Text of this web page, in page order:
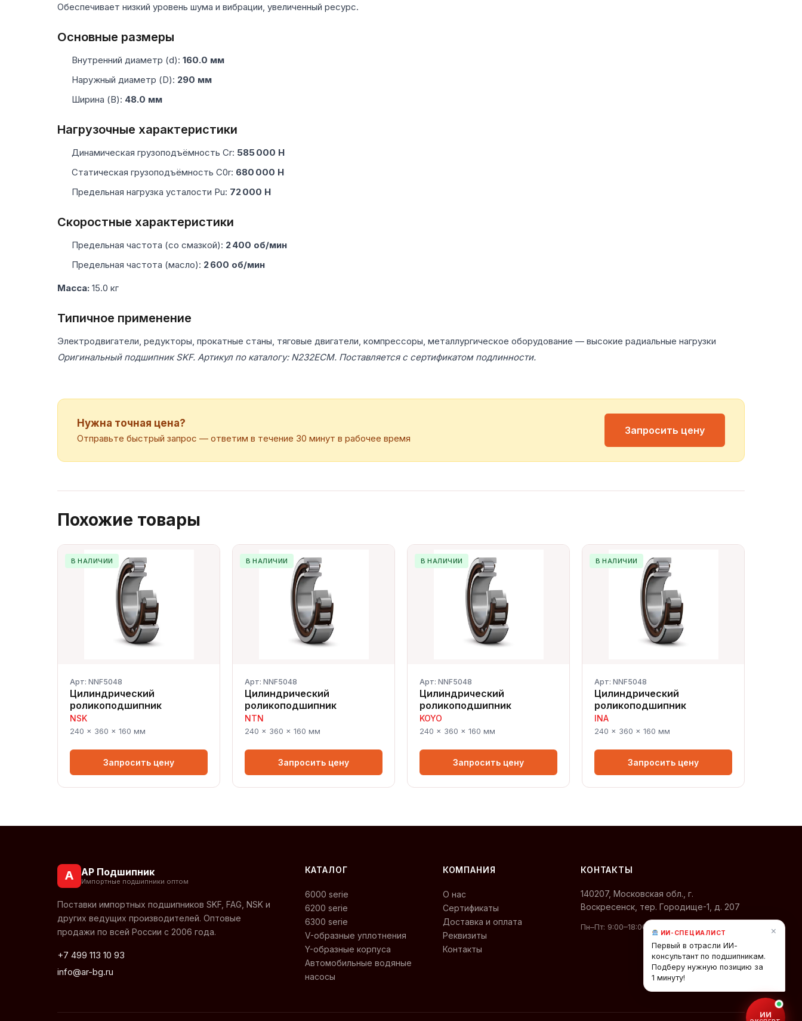
Обеспечивает низкий уровень шума и вибрации, увеличенный ресурс.
Основные размеры
Внутренний диаметр (d): 160.0 мм
Наружный диаметр (D): 290 мм
Ширина (B): 48.0 мм
Нагрузочные характеристики
Динамическая грузоподъёмность Cr: 585 000 Н
Статическая грузоподъёмность C0r: 680 000 Н
Предельная нагрузка усталости Pu: 72 000 Н
Скоростные характеристики
Предельная частота (со смазкой): 2 400 об/мин
Предельная частота (масло): 2 600 об/мин
Масса: 15.0 кг
Типичное применение
Электродвигатели, редукторы, прокатные станы, тяговые двигатели, компрессоры, металлургическое оборудование — высокие радиальные нагрузки
Оригинальный подшипник SKF. Артикул по каталогу: N232ECM. Поставляется с сертификатом подлинности.
Нужна точная цена?
Отправьте быстрый запрос — ответим в течение 30 минут в рабочее время
Запросить цену
Похожие товары
В НАЛИЧИИ
Арт: NNF5048
Цилиндрический
роликоподшипник
NSK
240 × 360 × 160 мм
Запросить цену
В НАЛИЧИИ
Арт: NNF5048
Цилиндрический
роликоподшипник
NTN
240 × 360 × 160 мм
Запросить цену
В НАЛИЧИИ
Арт: NNF5048
Цилиндрический
роликоподшипник
KOYO
240 × 360 × 160 мм
Запросить цену
В НАЛИЧИИ
Арт: NNF5048
Цилиндрический
роликоподшипник
INA
240 × 360 × 160 мм
Запросить цену
А АР Подшипник
Импортные подшипники оптом
Поставки импортных подшипников SKF, FAG, NSK и
других ведущих производителей. Оптовые
продажи по всей России с 2006 года.
+7 499 113 10 93
info@ar-bg.ru
КАТАЛОГ
6000 serie
6200 serie
6300 serie
V-образные уплотнения
Y-образные корпуса
Автомобильные водяные
насосы
КОМПАНИЯ
О нас
Сертификаты
Доставка и оплата
Реквизиты
Контакты
КОНТАКТЫ
140207, Московская обл., г.
Воскресенск, тер. Городище-1, д. 207
Пн–Пт: 9:00–18:00 (МСК) ×
ИИ-СПЕЦИАЛИСТ
Первый в отрасли ИИ-
консультант по подшипникам.
Подберу нужную позицию за
1 минуту!
эксперт по подшипникам
ИИ